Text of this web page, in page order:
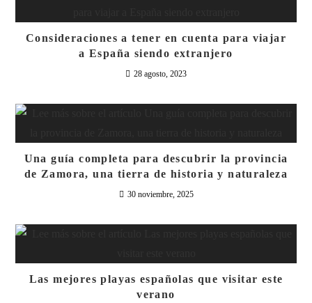
Consideraciones a tener en cuenta para viajar
a España siendo extranjero
28 agosto, 2023
Una guía completa para descubrir la provincia
de Zamora, una tierra de historia y naturaleza
30 noviembre, 2025
Las mejores playas españolas que visitar este
verano